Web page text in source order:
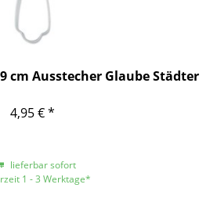
cm Ausstecher Glaube Städter
4,95 € *
lieferbar sofort
1 - 3 Werktage*